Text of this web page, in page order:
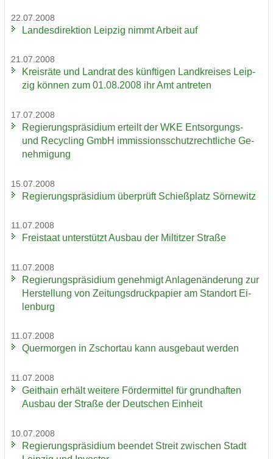
22.07.2008
Lan­des­di­rek­ti­on Leip­zig nimmt Ar­beit auf
21.07.2008
Kreis­rä­te und Land­rat des künf­ti­gen Land­krei­ses Leip­
zig kön­nen zum 01.08.2008 ihr Amt an­tre­ten
17.07.2008
Re­gie­rungs­prä­si­di­um er­teilt der WKE Entsorgungs-​
und Re­cy­cling GmbH im­mis­si­ons­schutz­recht­li­che Ge­
neh­mi­gung
15.07.2008
Re­gie­rungs­prä­si­di­um über­prüft Schieß­platz Sör­ne­witz
11.07.2008
Frei­staat un­ter­stützt Aus­bau der Mil­tit­zer Stra­ße
11.07.2008
Re­gie­rungs­prä­si­di­um ge­neh­migt An­la­gen­än­de­rung zur
Her­stel­lung von Zei­tungs­druck­pa­pier am Stand­ort Ei­
len­burg
11.07.2008
Quer­mor­gen in Zschor­tau kann aus­ge­baut wer­den
11.07.2008
Geit­hain er­hält wei­te­re För­der­mit­tel für grund­haf­ten
Aus­bau der Stra­ße der Deut­schen Ein­heit
10.07.2008
Re­gie­rungs­prä­si­di­um be­en­det Streit zwi­schen Stadt